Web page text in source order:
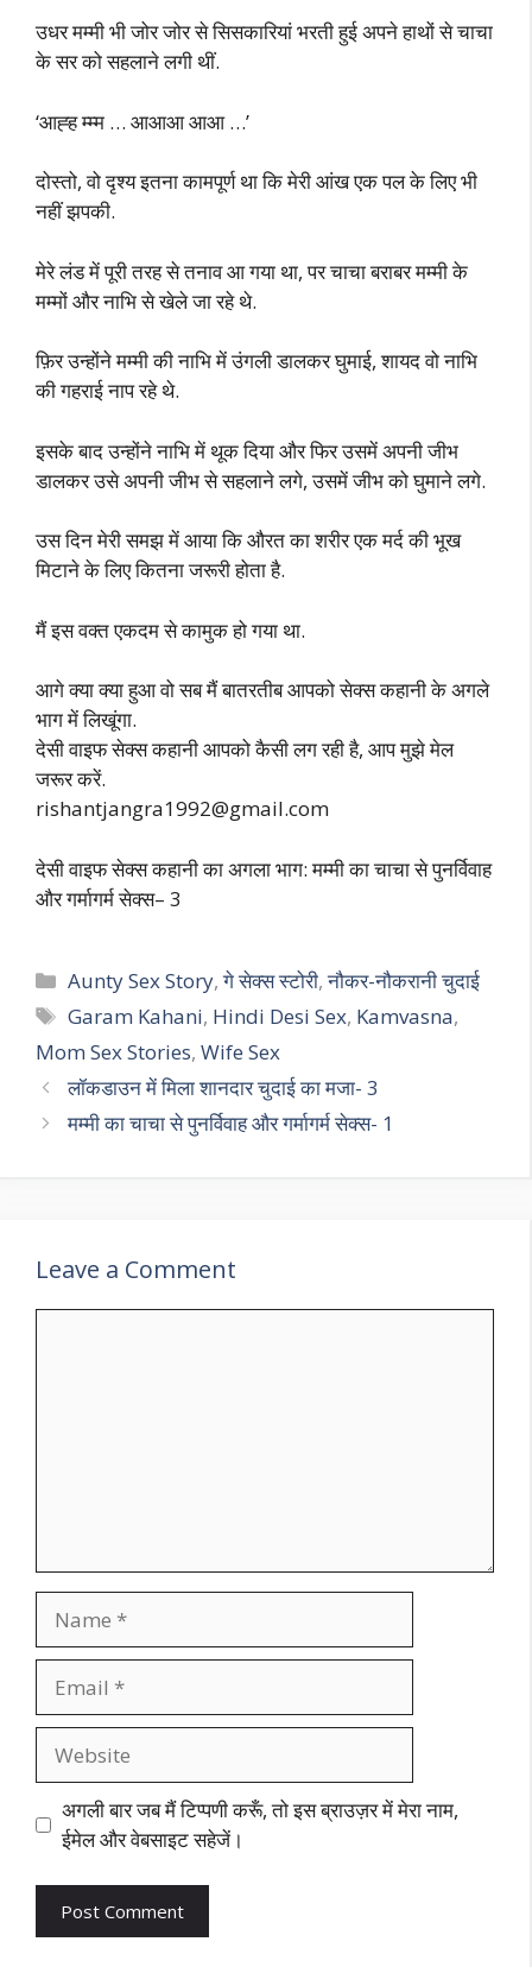
उधर मम्मी भी जोर जोर से सिसकारियां भरती हुई अपने हाथों से चाचा
के सर को सहलाने लगी थीं.
‘आह्ह म्म्म … आआआ आआ …’
दोस्तो, वो दृश्य इतना कामपूर्ण था कि मेरी आंख एक पल के लिए भी
नहीं झपकी.
मेरे लंड में पूरी तरह से तनाव आ गया था, पर चाचा बराबर मम्मी के
मम्मों और नाभि से खेले जा रहे थे.
फ़िर उन्होंने मम्मी की नाभि में उंगली डालकर घुमाई, शायद वो नाभि
की गहराई नाप रहे थे.
इसके बाद उन्होंने नाभि में थूक दिया और फिर उसमें अपनी जीभ
डालकर उसे अपनी जीभ से सहलाने लगे, उसमें जीभ को घुमाने लगे.
उस दिन मेरी समझ में आया कि औरत का शरीर एक मर्द की भूख
मिटाने के लिए कितना जरूरी होता है.
मैं इस वक्त एकदम से कामुक हो गया था.
आगे क्या क्या हुआ वो सब मैं बातरतीब आपको सेक्स कहानी के अगले
भाग में लिखूंगा.
देसी वाइफ सेक्स कहानी आपको कैसी लग रही है, आप मुझे मेल
जरूर करें.
rishantjangra1992@gmail.com
देसी वाइफ सेक्स कहानी का अगला भाग: मम्मी का चाचा से पुनर्विवाह
और गर्मागर्म सेक्स– 3
Categories
Aunty Sex Story,गे सेक्स स्टोरी,नौकर-नौकरानी चुदाई
Tags
Garam Kahani, Hindi Desi Sex, Kamvasna,
Mom Sex Stories, Wife Sex
लॉकडाउन में मिला शानदार चुदाई का मजा- 3
मम्मी का चाचा से पुनर्विवाह और गर्मागर्म सेक्स- 1
Leave a Comment
अगली बार जब मैं टिप्पणी करूँ, तो इस ब्राउज़र में मेरा नाम,
ईमेल और वेबसाइट सहेजें।